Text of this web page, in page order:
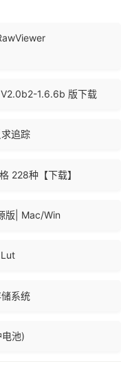
1.6.6b 版下载
追踪
228种【下载】
版| Mac/Win
系统
池)